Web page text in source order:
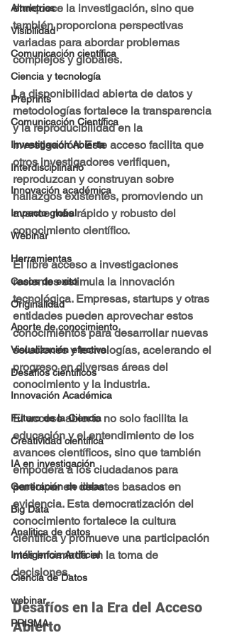
Altmetrics
Visibilidad
Comunicación científica
Ciencia y tecnología
Preprints
Comunicación Científica
Investigación Abierta
Interdisciplinario
Innovación académica
Impacto global
Webinar
Herramientas
Casos de exito
Originalidad
Aporte de conocimiento
Visualización efectiva
Desafíos científicos
Innovación Académica
Futuro de la Ciencia
Creatividad científica
IA en investigación
Generación de ideas
Big Data
Analitica de datos
Inteligencia Artificial
Ciencia de Datos
webinar
PRISMA
enriquece la investigación, sino que
también proporciona perspectivas
variadas para abordar problemas
complejos y globales.
La disponibilidad abierta de datos y
metodologías fortalece la transparencia
y la reproducibilidad en la
investigación. Este acceso facilita que
otros investigadores verifiquen,
reproduzcan y construyan sobre
hallazgos existentes, promoviendo un
avance más rápido y robusto del
conocimiento científico.
El libre acceso a investigaciones
recientes estimula la innovación
tecnológica. Empresas, startups y otras
entidades pueden aprovechar estos
conocimientos para desarrollar nuevas
soluciones y tecnologías, acelerando el
progreso en diversas áreas del
conocimiento y la industria.
El acceso abierto no solo facilita la
educación y el entendimiento de los
avances científicos, sino que también
empodera a los ciudadanos para
participar en debates basados en
evidencia. Esta democratización del
conocimiento fortalece la cultura
científica y promueve una participación
más informada en la toma de
decisiones.
Desafíos en la Era del Acceso
Abierto